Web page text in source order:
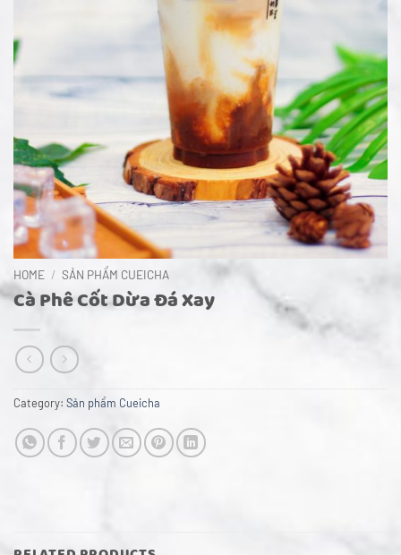
HOME / SẢN PHẨM CUEICHA
Cà Phê Cốt Dừa Đá Xay
Category: Sản phẩm Cueicha